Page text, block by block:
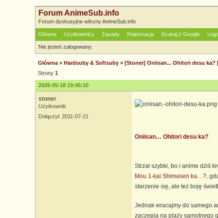
Forum AnimeSub.info
Forum dyskusyjne witryny AnimeSub.info
Główna Użytkownicy Zasady Rejestracja Szukaj z Google
Nie jesteś zalogowany.
Główna » Hardsuby & Softsuby » [Stoner] Oniisan... Ohitori desu ka?
Strony 1
2026-05-18 19:45:10
stoner
Użytkownik
Dołączył: 2011-07-21
Oniisan… Ohitori desu ka?
Strzał szybki, bo i anime dziś
Mou 1-kai Shimasen ka…?,
starzenie się, ale też boję
Jednak wracajmy do samego
zaczepia na plaży samotnego